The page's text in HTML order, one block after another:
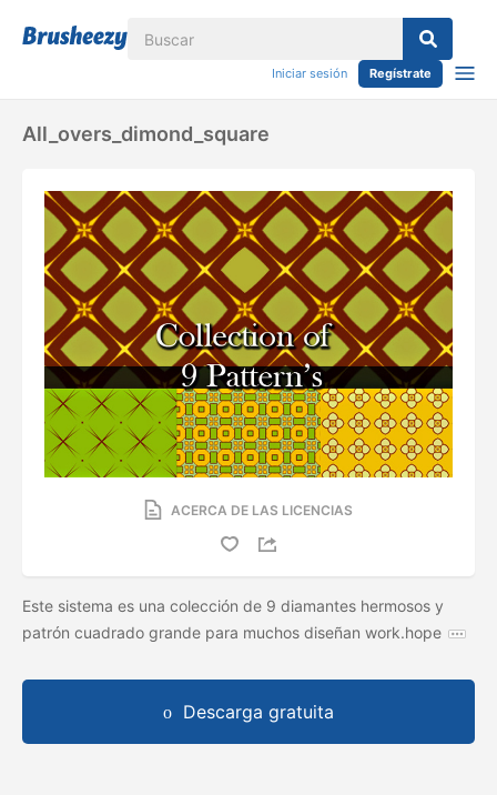
Iniciar sesión Regístrate
All_overs_dimond_square
ACERCA DE LAS LICENCIAS
Este sistema es una colección de 9 diamantes hermosos y
patrón cuadrado grande para muchos diseñan work.hope
Descarga gratuita